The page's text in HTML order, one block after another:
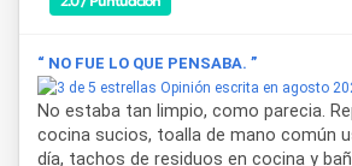
“ NO FUE LO QUE PENSABA. ”
Opinión escrita en agosto
No estaba tan limpio, como parecia.
cocina sucios, toalla de mano común
día, tachos de residuos en cocina y